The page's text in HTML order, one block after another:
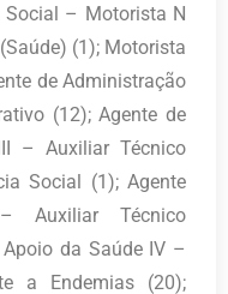
Social – Motorista N
(1); Motorista
de Administração
(12); Agente de
– Auxiliar Técnico
Social (1); Agente
Técnico
da Saúde IV –
a Endemias (20);